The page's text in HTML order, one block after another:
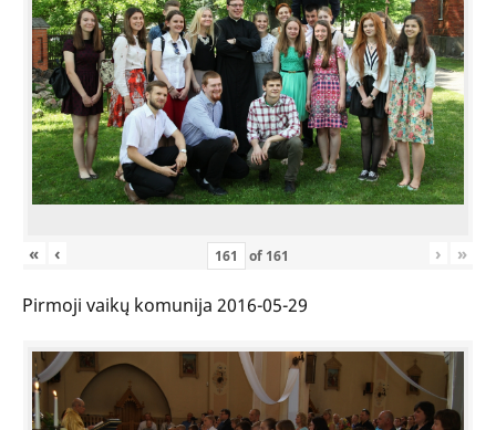
« ‹ of 161 › »
Pirmoji vaikų komunija 2016-05-29